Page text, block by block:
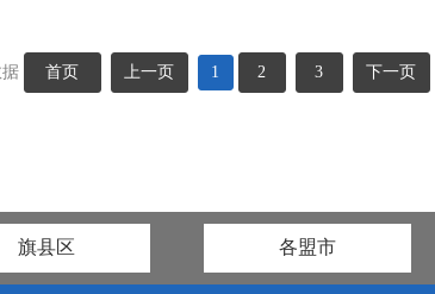
首页 上一页 1 2 3 下一页
旗县区 各盟市